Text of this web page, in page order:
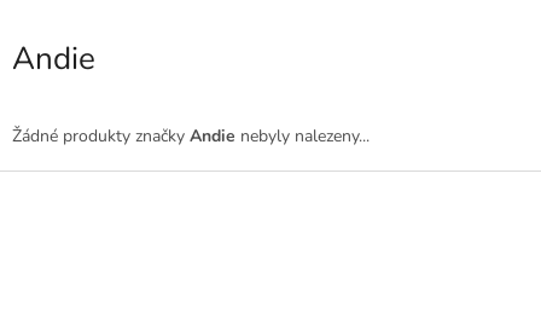
Andie
Žádné produkty značky Andie nebyly nalezeny...
Z